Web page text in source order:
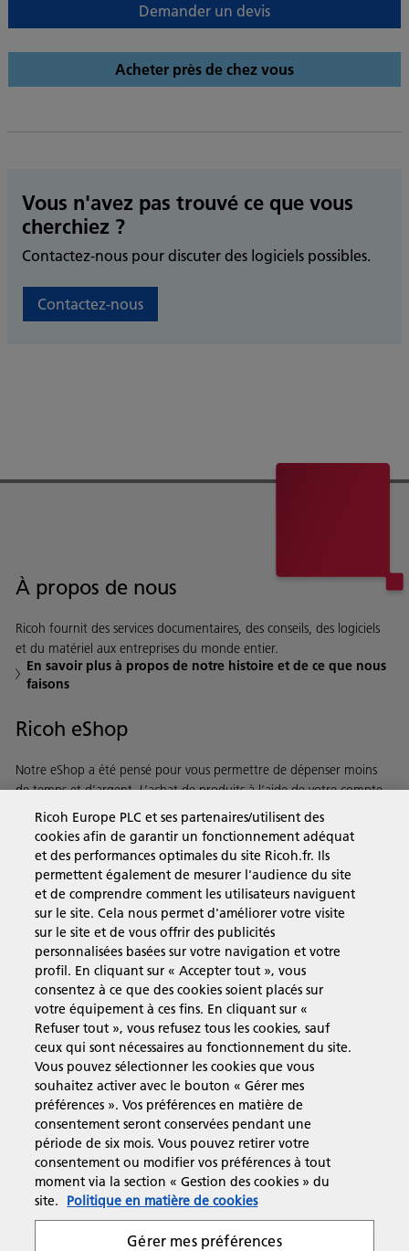
Demander un devis
Acheter près de chez vous
Vous n'avez pas trouvé ce que vous
cherchiez ?
Contactez-nous pour discuter des logiciels possibles.
Contactez-nous
À propos de nous
Ricoh fournit des services documentaires, des conseils, des logiciels
et du matériel aux entreprises du monde entier.
En savoir plus à propos de notre histoire et de ce que nous
faisons
Ricoh eShop
Notre eShop a été pensé pour vous permettre de dépenser moins
de temps et d’argent. L’achat de produits à l’aide de votre compte
Ricoh est on ne peut plus rapide et simple.
En savoir plus
Solutions pour les entreprises
Produits et Services
Assistance & Contact
Ressources
Suivez-nous
Ricoh Europe PLC et ses partenaires/utilisent des
cookies afin de garantir un fonctionnement adéquat
et des performances optimales du site Ricoh.fr. Ils
permettent également de mesurer l'audience du site
et de comprendre comment les utilisateurs naviguent
sur le site. Cela nous permet d'améliorer votre visite
sur le site et de vous offrir des publicités
personnalisées basées sur votre navigation et votre
profil. En cliquant sur « Accepter tout », vous
consentez à ce que des cookies soient placés sur
votre équipement à ces fins. En cliquant sur «
Refuser tout », vous refusez tous les cookies, sauf
ceux qui sont nécessaires au fonctionnement du site.
Vous pouvez sélectionner les cookies que vous
souhaitez activer avec le bouton « Gérer mes
préférences ». Vos préférences en matière de
consentement seront conservées pendant une
période de six mois. Vous pouvez retirer votre
consentement ou modifier vos préférences à tout
moment via la section « Gestion des cookies » du
site.
Politique en matière de cookies
Gérer mes préférences